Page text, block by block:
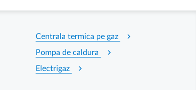
Centrala termica pe gaz chevron_right
Pompa de caldura chevron_right
Electrigaz chevron_right